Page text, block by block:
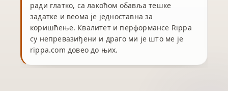
ради глатко, са лакоћом обавља тешке
задатке и веома је једноставна за
коришћење. Квалитет и перформансе Rippa
су непревазиђени и драго ми је што ме је
rippa.com довео до њих.